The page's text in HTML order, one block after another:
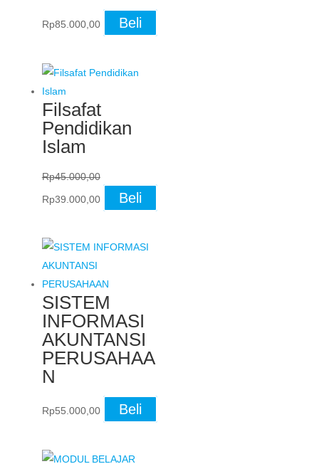
Rp85.000,00 Beli
Filsafat
Pendidikan
Islam
Rp45.000,00
Original
Rp45.000,00.
Rp39.000,00Current
price
Rp39.000,00.
Beli
SISTEM
INFORMASI
AKUNTANSI
PERUSAHAA
N
Rp55.000,00 Beli